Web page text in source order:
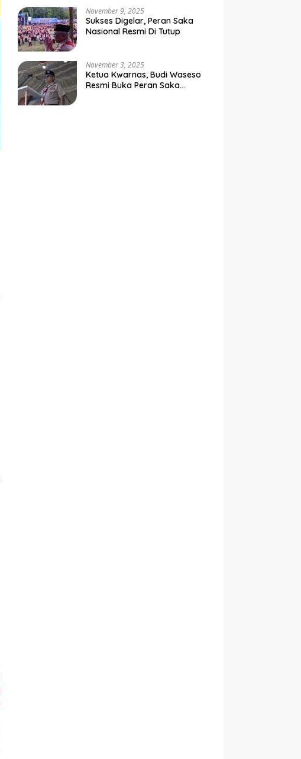
Negara
November 9, 2025
Sukses Digelar, Peran Saka
Nasional Resmi Di Tutup
November 3, 2025
Ketua Kwarnas, Budi Waseso
Resmi Buka Peran Saka